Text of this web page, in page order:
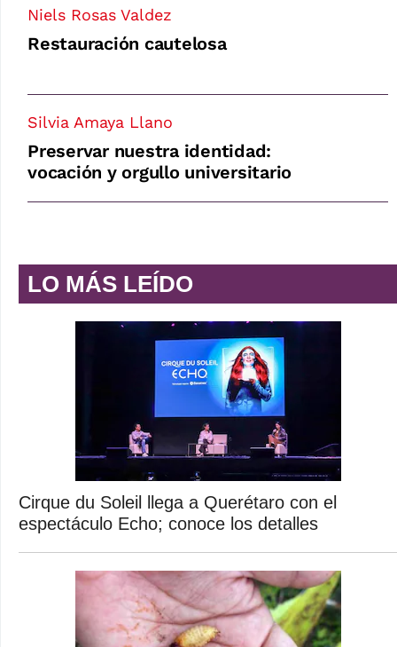
Niels Rosas Valdez
Restauración cautelosa
Silvia Amaya Llano
Preservar nuestra identidad:
vocación y orgullo universitario
LO MÁS LEÍDO
Cirque du Soleil llega a Querétaro con el
espectáculo Echo; conoce los detalles